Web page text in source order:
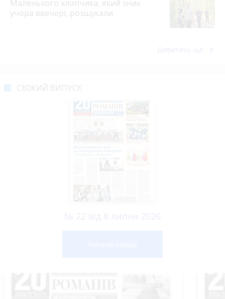
Маленького хлопчика, який зник
учора ввечері, розшукали